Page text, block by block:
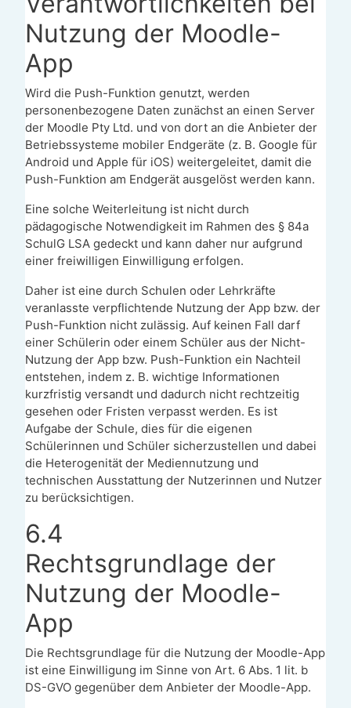
Nutzung der Moodle-
App
Wird die Push-Funktion genutzt, werden
personenbezogene Daten zunächst an einen Server
der Moodle Pty Ltd. und von dort an die Anbieter der
Betriebssysteme mobiler Endgeräte (z. B. Google für
Android und Apple für iOS) weitergeleitet, damit die
Push-Funktion am Endgerät ausgelöst werden kann.
Eine solche Weiterleitung ist nicht durch
pädagogische Notwendigkeit im Rahmen des § 84a
SchulG LSA gedeckt und kann daher nur aufgrund
einer freiwilligen Einwilligung erfolgen.
Daher ist eine durch Schulen oder Lehrkräfte
veranlasste verpflichtende Nutzung der App bzw. der
Push-Funktion nicht zulässig. Auf keinen Fall darf
einer Schülerin oder einem Schüler aus der Nicht-
Nutzung der App bzw. Push-Funktion ein Nachteil
entstehen, indem z. B. wichtige Informationen
kurzfristig versandt und dadurch nicht rechtzeitig
gesehen oder Fristen verpasst werden. Es ist
Aufgabe der Schule, dies für die eigenen
Schülerinnen und Schüler sicherzustellen und dabei
die Heterogenität der Mediennutzung und
technischen Ausstattung der Nutzerinnen und Nutzer
zu berücksichtigen.
6.4
Rechtsgrundlage der
Nutzung der Moodle-
App
Die Rechtsgrundlage für die Nutzung der Moodle-App
ist eine Einwilligung im Sinne von Art. 6 Abs. 1 lit. b
DS-GVO gegenüber dem Anbieter der Moodle-App.